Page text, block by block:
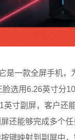
是一款全屏手机，
选用6.26英寸分
寸副屏，客户还
还能够完成多个
键映射到副屏中